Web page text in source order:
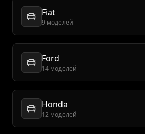
Fiat
9 моделей
Ford
14 моделей
Honda
12 моделей